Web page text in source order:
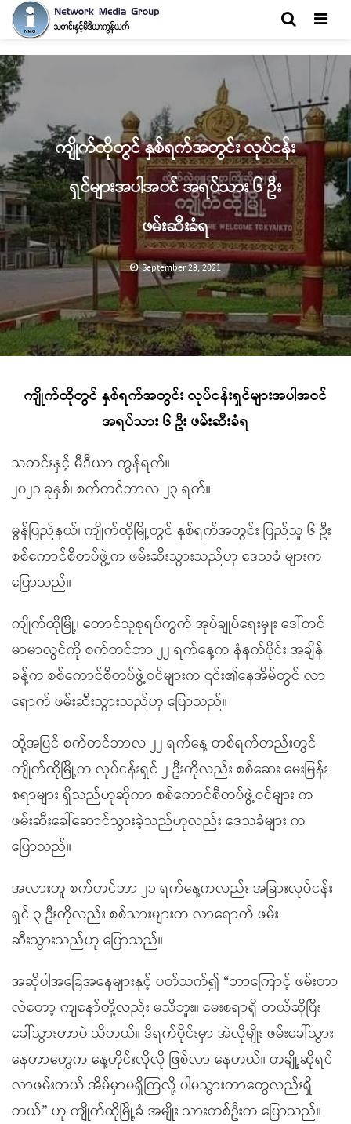
ကျိုက်ထိုတွင် နှစ်ရက်အတွင်း လုပ်ငန်း
ရှင်များအပါအဝင် အရပ်သား ၆ ဦး
ဖမ်းဆီးခံရ
September 23, 2021
ကျိုက်ထိုတွင် နှစ်ရက်အတွင်း လုပ်ငန်းရှင်များအပါအဝင်
အရပ်သား ၆ ဦး ဖမ်းဆီးခံရ
သတင်းနှင့် မီဒီယာ ကွန်ရက်။
၂၀၂၁ ခုနှစ်၊ စက်တင်ဘာလ ၂၃ ရက်။
မွန်ပြည်နယ်၊ ကျိုက်ထိုမြို့တွင် နှစ်ရက်အတွင်း ပြည်သူ ၆ ဦး
စစ်ကောင်စီတပ်ဖွဲ့က ဖမ်းဆီးသွားသည်ဟု ဒေသခံ များက
ပြောသည်။
ကျိုက်ထိုမြို့၊ တောင်သူစုရပ်ကွက် အုပ်ချုပ်ရေးမှူး ဒေါ်တင်
မာမာလွင်ကို စက်တင်ဘာ ၂၂ ရက်နေ့က နံနက်ပိုင်း အချိန်
ခန့်က စစ်ကောင်စီတပ်ဖွဲ့ဝင်များက ၎င်း၏နေအိမ်တွင် လာ
ရောက် ဖမ်းဆီးသွားသည်ဟု ပြောသည်။
ထို့အပြင် စက်တင်ဘာလ ၂၂ ရက်နေ့ တစ်ရက်တည်းတွင်
ကျိုက်ထိုမြို့က လုပ်ငန်းရှင် ၂ ဦးကိုလည်း စစ်ဆေး မေးမြန်း
စရာများ ရှိသည်ဟုဆိုကာ စစ်ကောင်စီတပ်ဖွဲ့ဝင်များ က
ဖမ်းဆီးခေါ်ဆောင်သွားခဲ့သည်ဟုလည်း ဒေသခံများ က
ပြောသည်။
အလားတူ စက်တင်ဘာ ၂၁ ရက်နေ့ကလည်း အခြားလုပ်ငန်း
ရှင် ၃ ဦးကိုလည်း စစ်သားများက လာရောက် ဖမ်း
ဆီးသွားသည်ဟု ပြောသည်။
အဆိုပါအခြေအနေများနှင့် ပတ်သက်၍ “ဘာကြောင့် ဖမ်းတာ
လဲတော့ ကျနော်တို့လည်း မသိဘူး။ မေးစရာရှိ တယ်ဆိုပြီး
ခေါ်သွားတာပဲ သိတယ်။ ဒီရက်ပိုင်းမှာ အဲလိုမျိုး ဖမ်းခေါ်သွား
နေတာတွေက နေ့တိုင်းလိုလို ဖြစ်လာ နေတယ်။ တချို့ဆိုရင်
လာဖမ်းတယ် အိမ်မှာမရှိကြလို့ ပါမသွားတာတွေလည်းရှိ
တယ်” ဟု ကျိုက်ထိုမြို့ခံ အမျိုး သားတစ်ဦးက ပြောသည်။